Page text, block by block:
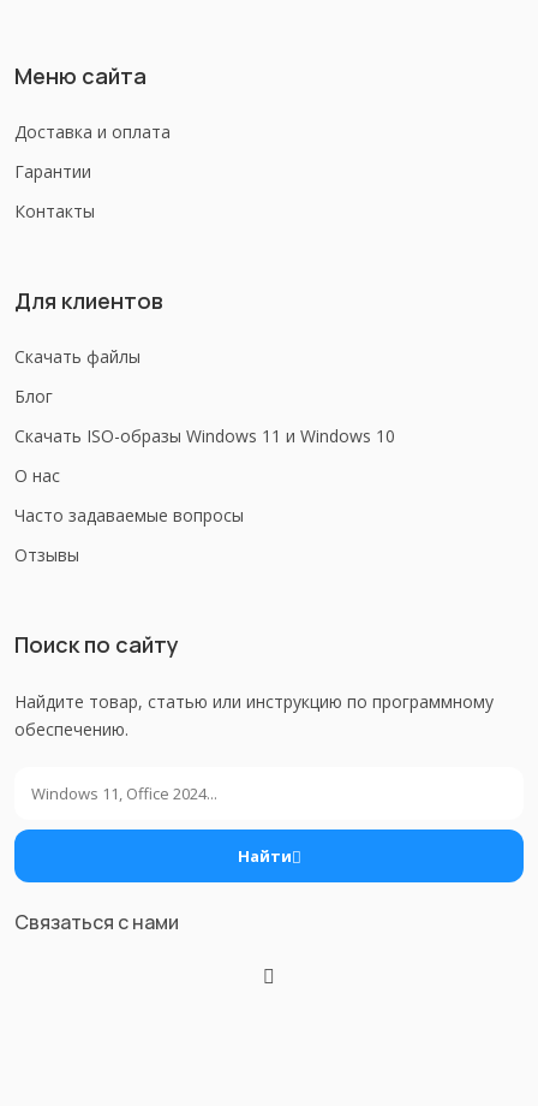
Меню сайта
Доставка и оплата
Гарантии
Контакты
Для клиентов
Скачать файлы
Блог
Скачать ISO-образы Windows 11 и Windows 10
О нас
Часто задаваемые вопросы
Отзывы
Поиск по сайту
Найдите товар, статью или инструкцию по программному
обеспечению.
Найти
Связаться с нами